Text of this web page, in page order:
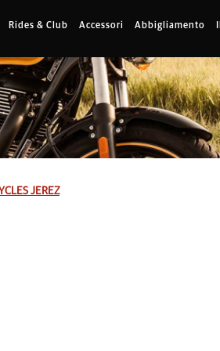
Rides & Club Accessori Abbigliamento
JEREZ